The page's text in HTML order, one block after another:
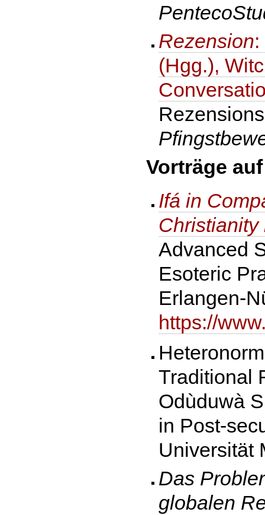
Rezension
(Hgg.),
Vorträge
Ifá in
Christianity
Advanced
Esoteric
Erlangen-
https://
Traditional
Odùduwà
in Post-
Universität
Das
globalen